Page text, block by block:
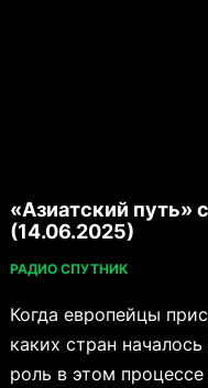
«Азиатский
(14.06.2025)
РАДИО СПУТНИК
Когда европейцы
каких стран
роль в этом